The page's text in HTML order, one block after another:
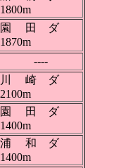
1800m
園 田 ダ
1870m
----
川 崎 ダ
2100m
園 田 ダ
1400m
浦 和 ダ
1400m